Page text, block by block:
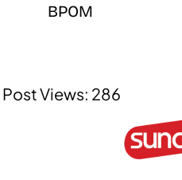
BPOM
Post Views: 286